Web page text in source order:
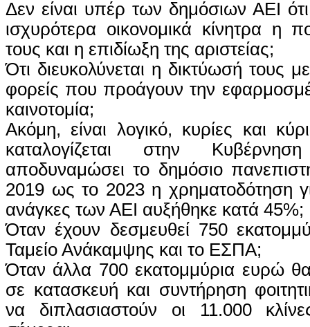
Δεν είναι υπέρ των δημόσιων ΑΕΙ
ισχυρότερα οικονομικά κίνητρα η
τους και η επιδίωξη της αριστείας;
Ότι διευκολύνεται η δικτύωσή τους
φορείς που προάγουν την
καινοτομία;
Ακόμη, είναι λογικό, κυρίες και
καταλογίζεται στην
αποδυναμώσει το δημόσιο
2019 ως το 2023 η χρηματοδότηση
ανάγκες των ΑΕΙ αυξήθηκε κατά 45%;
Όταν έχουν δεσμευθεί 750
Ταμείο Ανάκαμψης και το ΕΣΠΑ;
Όταν άλλα 700 εκατομμύρια ευρώ
σε κατασκευή και συντήρηση
να διπλασιαστούν οι 11.000